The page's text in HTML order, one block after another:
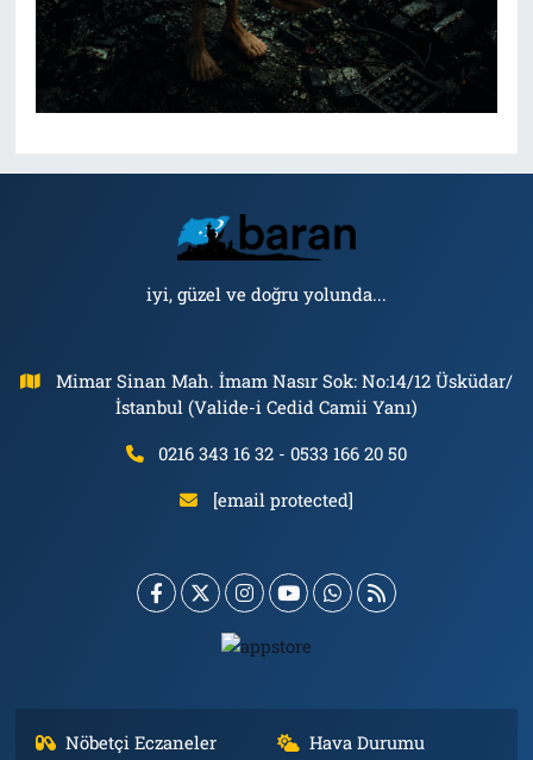
iyi, güzel ve doğru yolunda...
Mimar Sinan Mah. İmam Nasır Sok: No:14/12 Üsküdar/
İstanbul (Valide-i Cedid Camii Yanı)
0216 343 16 32 - 0533 166 20 50
[email protected]
Nöbetçi Eczaneler Hava Durumu